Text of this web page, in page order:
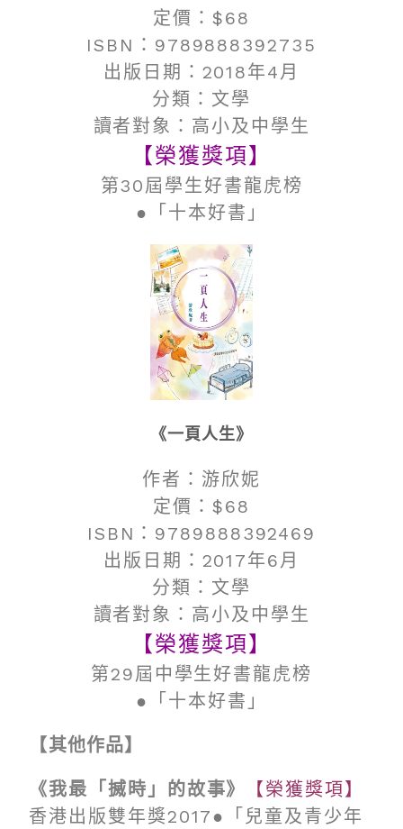
定價：$68
ISBN：9789888392735
出版日期：2018年4月
分類：文學​
讀者對象：高小及中學生
【榮獲獎項】
第30屆學生好書龍虎榜
●「十本好書」
《一頁人生》
作者：游欣妮
定價：$68
ISBN：9789888392469
出版日期：2017年6月
分類：文學​
讀者對象：高小及中學生
【榮獲獎項】
第29屆中學生好書龍虎榜
●「十本好書」
【其他作品】
《我最「搣時」的故事》
【榮獲獎項】
香港出版雙年獎2017●「兒童及青少年